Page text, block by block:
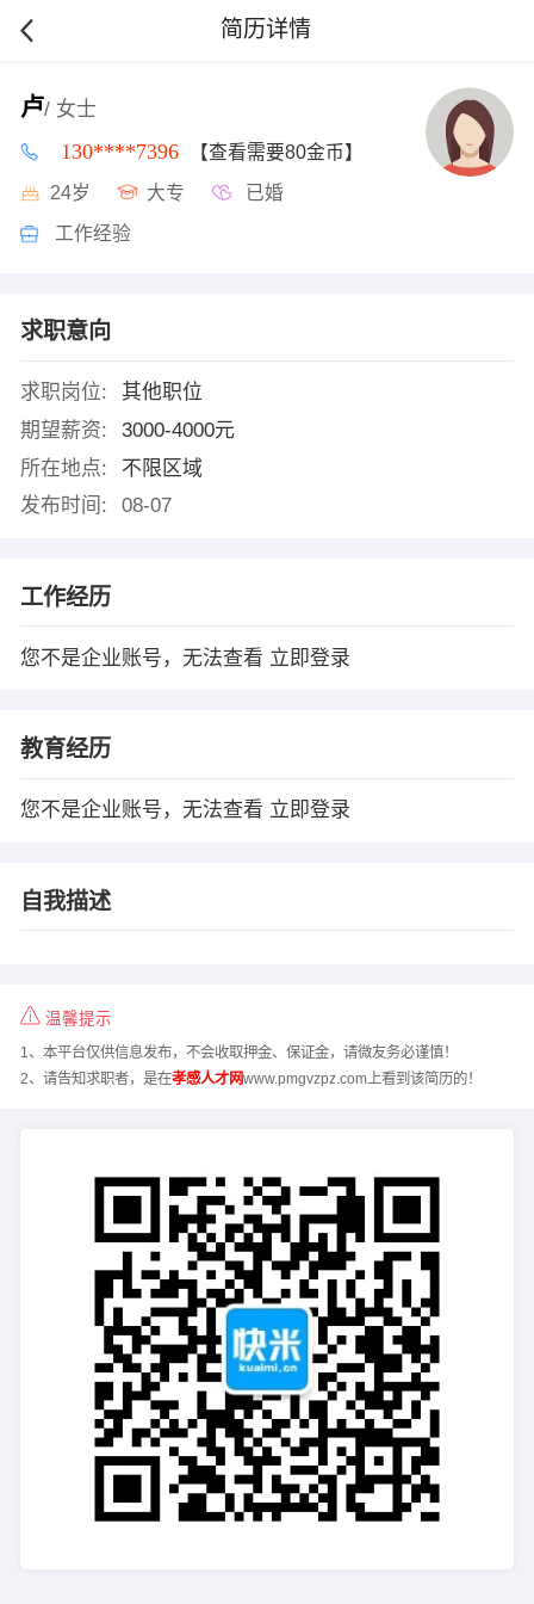
简历详情
卢/ 女士
130****7396 【查看需要80金币】
24岁 大专 已婚
工作经验
求职意向
求职岗位:
其他职位
期望薪资:
3000-4000元
所在地点:
不限区域
发布时间:
08-07
工作经历
您不是企业账号，无法查看 立即登录
教育经历
您不是企业账号，无法查看 立即登录
自我描述
温馨提示
1、本平台仅供信息发布，不会收取押金、保证金，请微友务必谨慎！
2、请告知求职者，是在孝感人才网www.pmgvzpz.com上看到该简历的！